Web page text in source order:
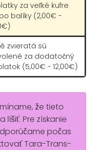
za veľké kufre
balíky (2,00€ -
zvieratá sú
za dodatočný
(5,00€ - 12,00€)
že tieto
líšiť. Pre získanie
počas
Tara-Trans-